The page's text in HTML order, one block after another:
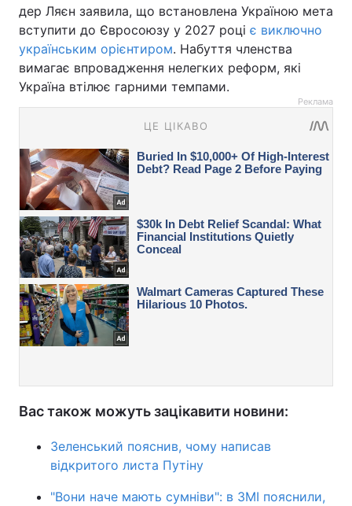
дер Ляєн заявила, що встановлена Україною мета
вступити до Євросоюзу у 2027 році є виключно
українським орієнтиром. Набуття членства
вимагає впровадження нелегких реформ, які
Україна втілює гарними темпами.
Реклама
Вас також можуть зацікавити новини:
Зеленський пояснив, чому написав
відкритого листа Путіну
"Вони наче мають сумніви": в ЗМІ пояснили,